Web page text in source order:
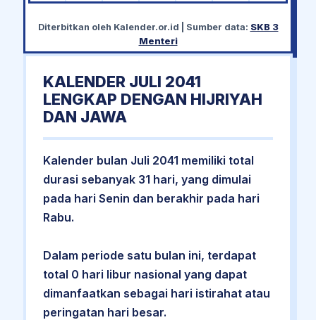
Diterbitkan oleh Kalender.or.id | Sumber data: SKB 3
Menteri
KALENDER JULI 2041
LENGKAP DENGAN HIJRIYAH
DAN JAWA
Kalender bulan Juli 2041 memiliki total
durasi sebanyak 31 hari, yang dimulai
pada hari Senin dan berakhir pada hari
Rabu.
Dalam periode satu bulan ini, terdapat
total 0 hari libur nasional yang dapat
dimanfaatkan sebagai hari istirahat atau
peringatan hari besar.